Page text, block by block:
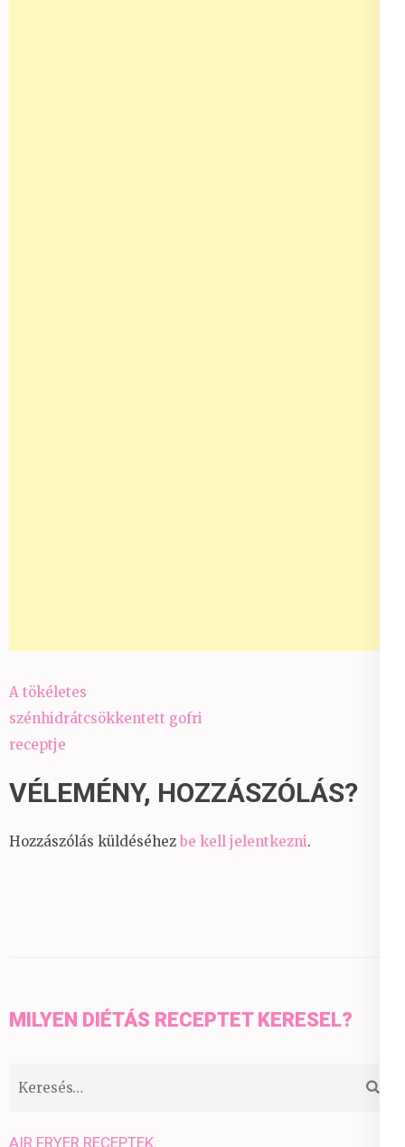
Bejegyzés
navigáció
A tökéletes
szénhidrátcsökkentett gofri
receptje
VÉLEMÉNY, HOZZÁSZÓLÁS?
Hozzászólás küldéséhez be kell jelentkezni.
MILYEN DIÉTÁS RECEPTET KERESEL?
Keresés:
AIR FRYER RECEPTEK